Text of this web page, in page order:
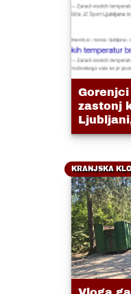
zastonj
KRANJSKA